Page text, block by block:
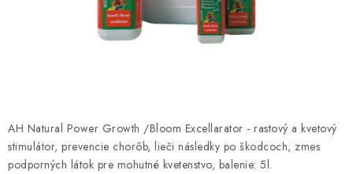
AH Natural Power Growth /Bloom Excellarator - rastový a kvetový
stimulátor, prevencie chorôb, lieči následky po škodcoch, zmes
podporných látok pre mohutné kvetenstvo, balenie: 5l.